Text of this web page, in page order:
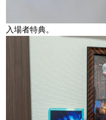
入場者特典。